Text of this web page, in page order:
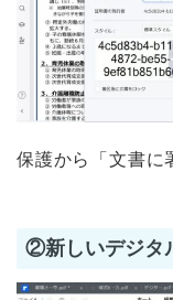
保護から「文書に
②新しいデジタ